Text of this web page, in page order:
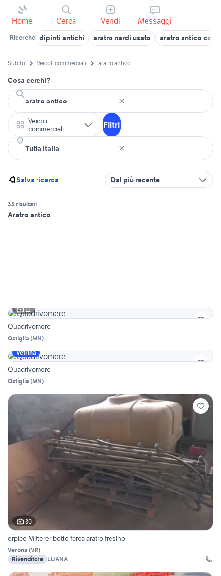
Home Cerca Vendi Messaggi
Ricerche dipinti antichi aratro nardi usato aratro antico con
Subito Veicoli commerciali aratro antico
Cosa cerchi?
Veicoli
commerciali
Filtri
Salva ricerca Dal più recente
33 risultati
Aratro antico
12
Quadrivomere
Ostiglia (MN)
Vetrina
Quadrivomere
Ostiglia (MN)
30
erpice Mitterer botte forca aratro fresino
Verona (VR)
Rivenditore LUANA